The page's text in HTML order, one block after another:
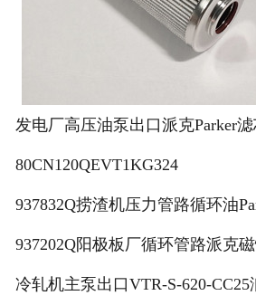
发电厂高压油泵出口派克Parker
80CN120QEVT1KG324
937832Q捞渣机压力管路循环油
937202Q阳极板厂循环管路派克
冷轧机主泵出口VTR-S-620-